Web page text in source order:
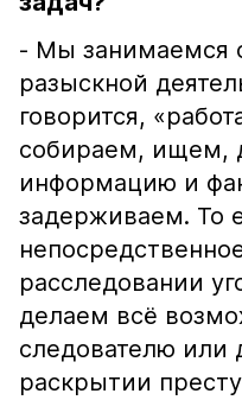
- Мы занимаемся
разыскной
говорится,
собираем, ищем,
информацию и
задерживаем. То
расследовании
делаем всё
следователю или
раскрытии